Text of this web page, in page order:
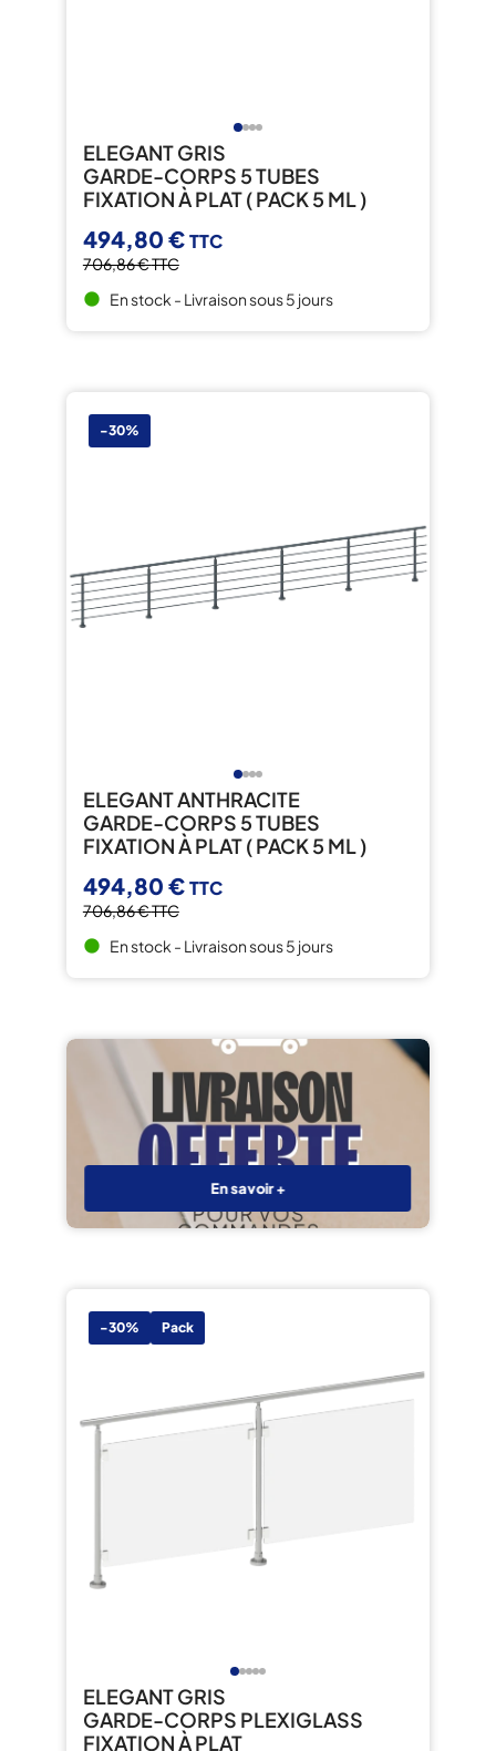
ELEGANT GRIS
GARDE-CORPS 5 TUBES
FIXATION À PLAT ( PACK 5 ML )
494,80 €TTC
706,86 €TTC
brightness_1 En stock - Livraison sous 5 jours
-30%
ELEGANT ANTHRACITE
GARDE-CORPS 5 TUBES
FIXATION À PLAT ( PACK 5 ML )
494,80 €TTC
706,86 €TTC
brightness_1 En stock - Livraison sous 5 jours
En savoir +
-30% Pack
ELEGANT GRIS
GARDE-CORPS PLEXIGLASS
FIXATION À PLAT